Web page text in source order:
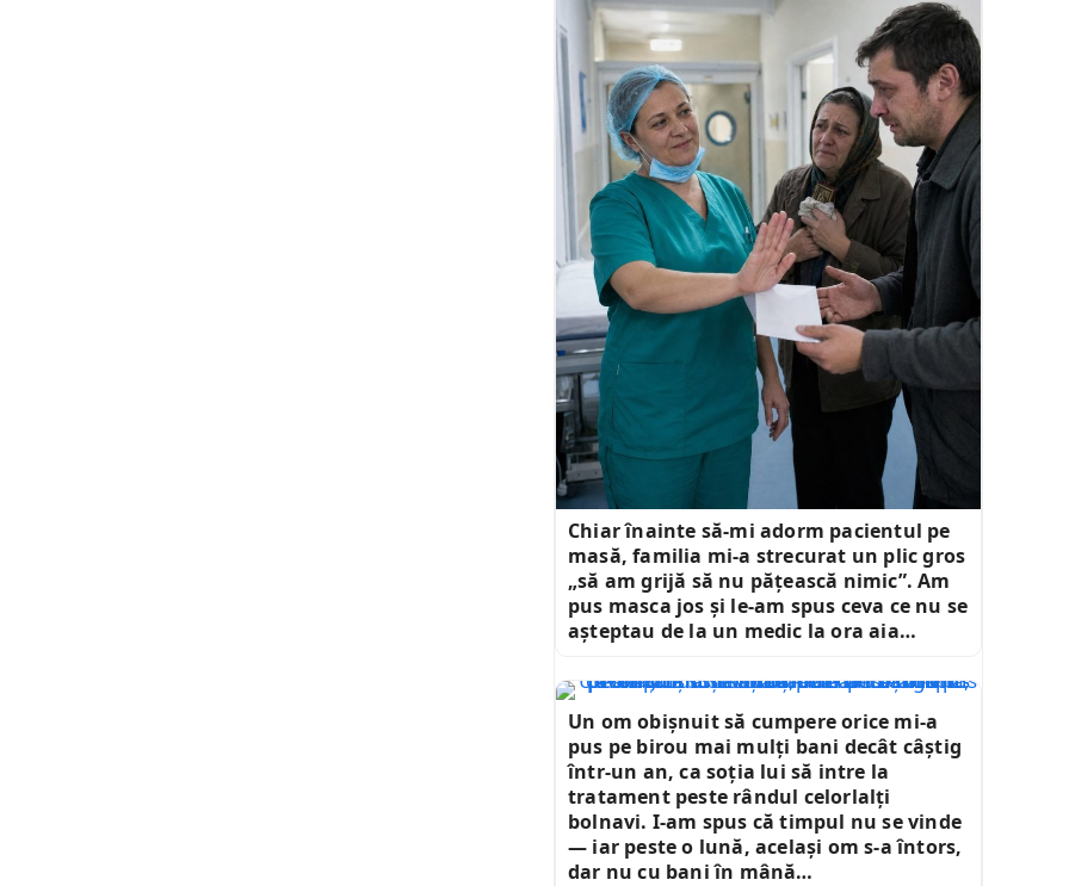
Chiar înainte să-mi adorm pacientul pe
masă, familia mi-a strecurat un plic gros
„să am grijă să nu pățească nimic”. Am
pus masca jos și le-am spus ceva ce nu se
așteptau de la un medic la ora aia…
Un om obișnuit să cumpere orice mi-a
pus pe birou mai mulți bani decât câștig
într-un an, ca soția lui să intre la
tratament peste rândul celorlalți
bolnavi. I-am spus că timpul nu se vinde
— iar peste o lună, același om s-a întors,
dar nu cu bani în mână…